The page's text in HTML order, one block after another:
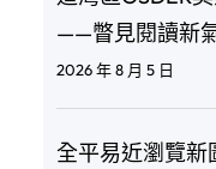
——瞥見閱讀新
2026 年 8 月 5 日
全平易近瀏覽